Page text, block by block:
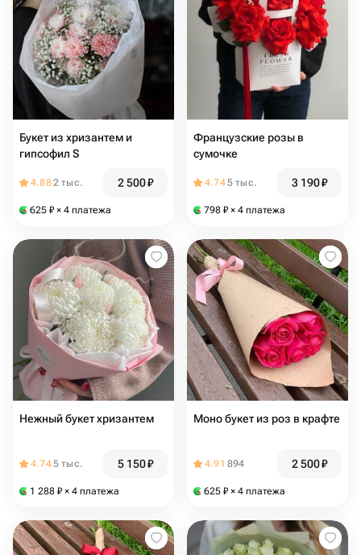
Букет из хризантем и
гипсофил S
4.882 тыс. 2 500₽
625 ₽ × 4 платежа
Французские розы в
сумочке
4.745 тыс. 3 190₽
798 ₽ × 4 платежа
Нежный букет хризантем
4.745 тыс. 5 150₽
1 288 ₽ × 4 платежа
Моно букет из роз в крафте
4.91 894 2 500₽
625 ₽ × 4 платежа